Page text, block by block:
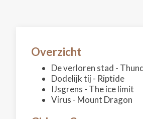
Overzicht
De verloren stad -
Dodelijk tij - Riptide
IJsgrens - The ice limit
Virus - Mount Dragon